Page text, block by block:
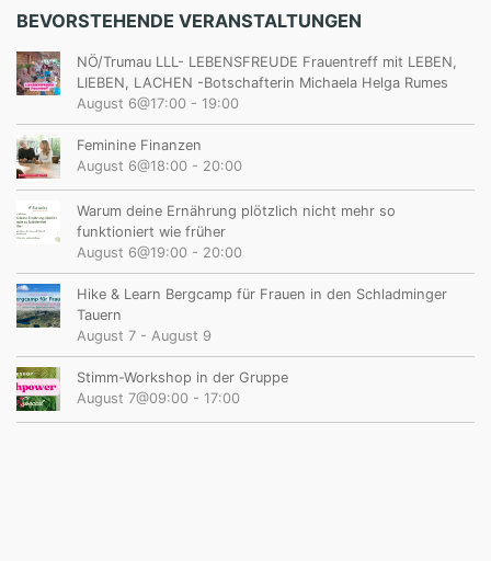
BEVORSTEHENDE VERANSTALTUNGEN
NÖ/Trumau LLL- LEBENSFREUDE Frauentreff mit LEBEN,
LIEBEN, LACHEN -Botschafterin Michaela Helga Rumes
August 6@17:00 - 19:00
Feminine Finanzen
August 6@18:00 - 20:00
Warum deine Ernährung plötzlich nicht mehr so
funktioniert wie früher
August 6@19:00 - 20:00
Hike & Learn Bergcamp für Frauen in den Schladminger
Tauern
August 7 - August 9
Stimm-Workshop in der Gruppe
August 7@09:00 - 17:00